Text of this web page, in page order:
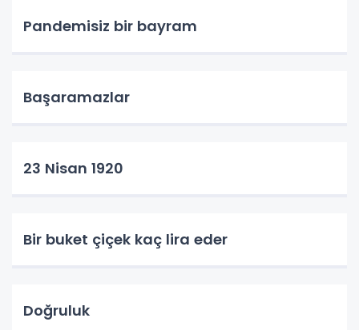
Pandemisiz bir bayram
Başaramazlar
23 Nisan 1920
Bir buket çiçek kaç lira eder
Doğruluk